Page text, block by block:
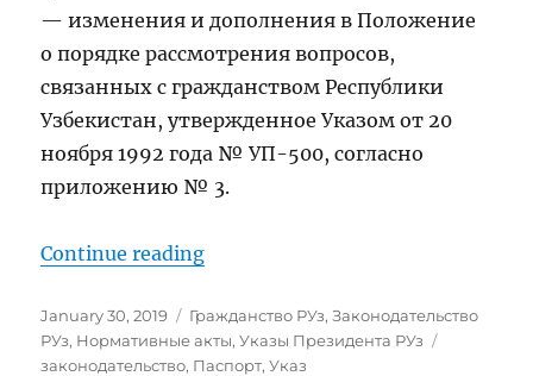
— изменения и дополнения в Положение
о порядке рассмотрения вопросов,
связанных с гражданством Республики
Узбекистан, утвержденное Указом от 20
ноября 1992 года № УП-500, согласно
приложению № 3.
Continue reading“О Совершенствовании
Posted
on
January 30, 2019 Categories
Гражданство РУз,Законодательство
РУз, Нормативные акты,Указы Президента РУз
законодательство, Паспорт,Указ